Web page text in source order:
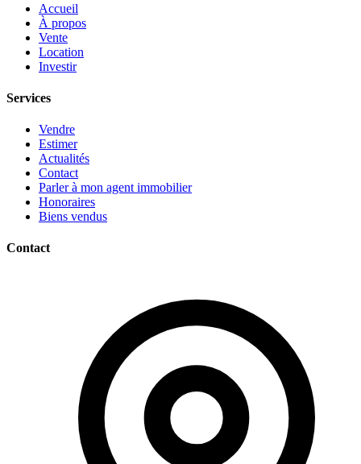
Accueil
À propos
Vente
Location
Investir
Services
Vendre
Estimer
Actualités
Contact
Parler à mon agent immobilier
Honoraires
Biens vendus
Contact